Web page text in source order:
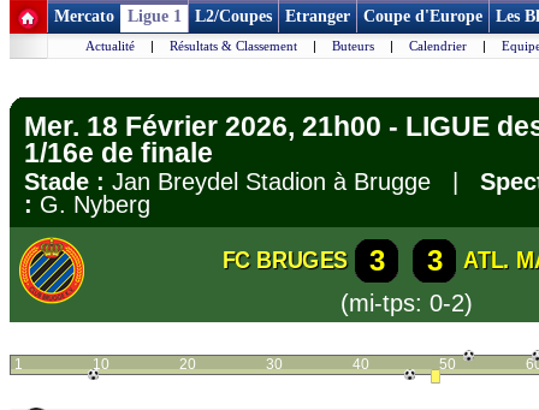
+ de clubs
Mercato Ligue 1 L2/Coupes Etranger Coupe d'Europe Les
Actualité | Résultats & Classement | Buteurs | Calendrier |
Mer. 18 Février 2026, 21h00 - LIGUE
1/16e de finale
Stade : Jan Breydel Stadion à Brugge |
: G. Nyberg
FC BRUGES 3 3
ATL.
(mi-tps: 0-2)
1 10 20 30 40 50